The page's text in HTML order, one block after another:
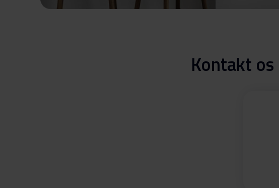
X
Kontakt os